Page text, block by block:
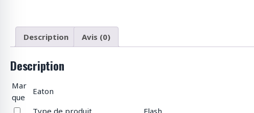
o
d
u
Description Avis (0)
Description
Mar
que
Eaton
Type de produit
Flash